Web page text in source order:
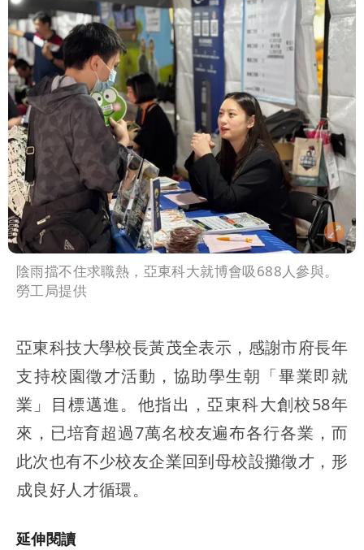
陰雨擋不住求職熱，亞東科大就博會吸688人參與。
勞工局提供
亞東科技大學校長黃茂全表示，感謝市府長年
支持校園徵才活動，協助學生朝「畢業即就
業」目標邁進。他指出，亞東科大創校58年
來，已培育超過7萬名校友遍布各行各業，而
此次也有不少校友企業回到母校設攤徵才，形
成良好人才循環。
延伸閱讀